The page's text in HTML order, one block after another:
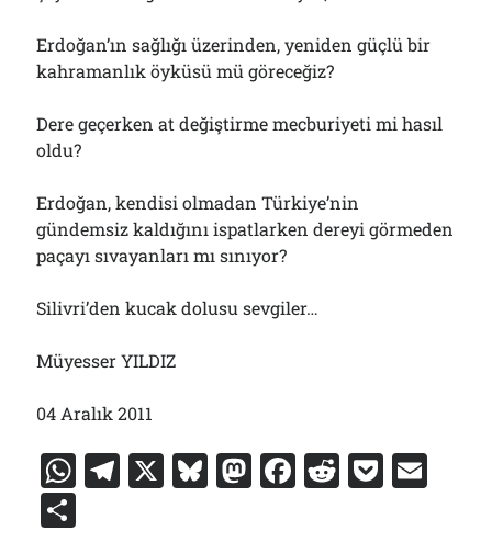
Erdoğan’ın sağlığı üzerinden, yeniden güçlü bir
kahramanlık öyküsü mü göreceğiz?
Dere geçerken at değiştirme mecburiyeti mi hasıl
oldu?
Erdoğan, kendisi olmadan Türkiye’nin
gündemsiz kaldığını ispatlarken dereyi görmeden
paçayı sıvayanları mı sınıyor?
Silivri’den kucak dolusu sevgiler…
Müyesser YILDIZ
04 Aralık 2011
W T X Bl M F R P